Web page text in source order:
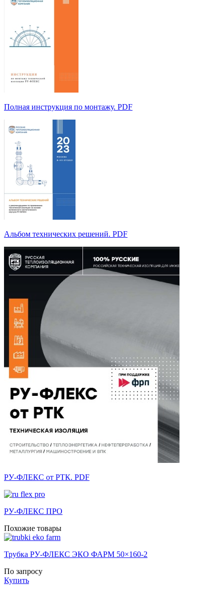
Полная инструкция по монтажу. PDF
Альбом технических решений. PDF
РУ-ФЛЕКС от РТК. PDF
РУ-ФЛЕКС ПРО
Похожие товары
Трубка РУ-ФЛЕКС ЭКО ФАРМ 50×160-2
По запросу
Купить